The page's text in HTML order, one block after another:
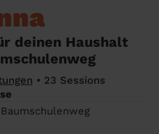
deinen Haushalt
• 23 Sessions
Was du
es sich?
Was kostet